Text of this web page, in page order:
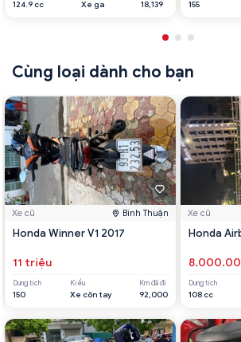
124.9 cc Xe ga 18,139 155
Cùng loại dành cho bạn
Xe cũ Bình Thuận
Honda Winner V1 2017
11 triệu
Dung tích
150
Kiểu
Xe côn tay
Km đã đi
92,000
Xe cũ
Honda
Dung tích
108 cc